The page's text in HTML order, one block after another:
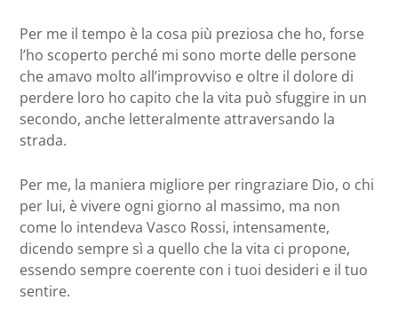
Per me il tempo è la cosa più preziosa che ho, forse
l’ho scoperto perché mi sono morte delle persone
che amavo molto all’improvviso e oltre il dolore di
perdere loro ho capito che la vita può sfuggire in un
secondo, anche letteralmente attraversando la
strada.
Per me, la maniera migliore per ringraziare Dio, o chi
per lui, è vivere ogni giorno al massimo, ma non
come lo intendeva Vasco Rossi, intensamente,
dicendo sempre sì a quello che la vita ci propone,
essendo sempre coerente con i tuoi desideri e il tuo
sentire.